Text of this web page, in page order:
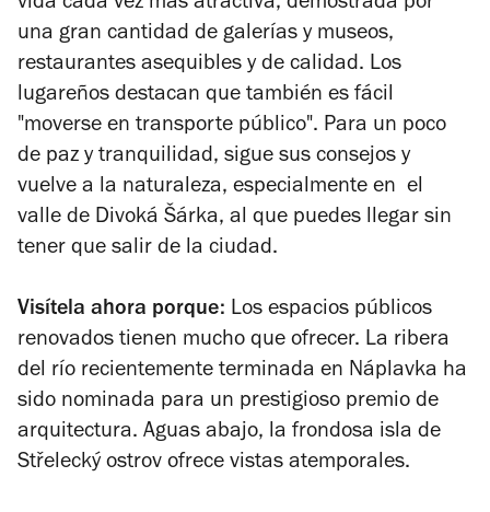
una gran cantidad de galerías y museos,
restaurantes asequibles y de calidad. Los
lugareños destacan que también es fácil
"moverse en transporte público". Para un poco
de paz y tranquilidad, sigue sus consejos y
vuelve a la naturaleza, especialmente en el
valle de Divoká Šárka, al que puedes llegar sin
tener que salir de la ciudad.
Visítela ahora porque: Los espacios públicos
renovados tienen mucho que ofrecer. La ribera
del río recientemente terminada en Náplavka ha
sido nominada para un prestigioso premio de
arquitectura. Aguas abajo, la frondosa isla de
Střelecký ostrov ofrece vistas atemporales.